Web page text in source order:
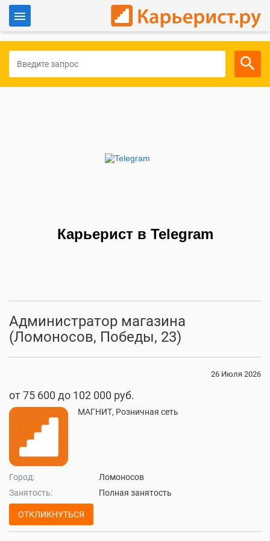
Для работодателей
Карьерист в Telegram
Администратор магазина
(Ломоносов, Победы, 23)
26 Июля 2026
от 75 600 до 102 000 руб.
МАГНИТ, Розничная сеть
Город:
Ломоносов
Занятость:
Полная занятость
ОТКЛИКНУТЬСЯ